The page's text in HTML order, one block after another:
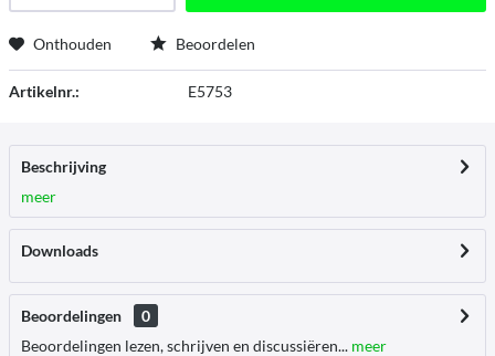
Onthouden Beoordelen
Artikelnr.: E5753
Beschrijving
meer
Downloads
Beoordelingen
0
Beoordelingen lezen, schrijven en discussiëren... meer